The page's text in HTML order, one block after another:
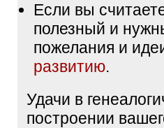
Если вы
полезный и
пожелания и
развитию.
Удачи в
построении